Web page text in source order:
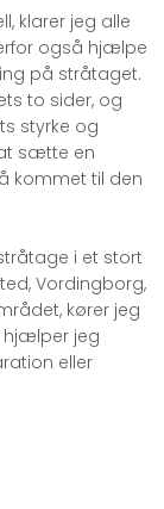
klarer jeg alle
også hjælpe
på stråtaget.
to sider, og
styrke og
sætte en
kommet til den
i et stort
Vordingborg,
kører jeg
hjælper jeg
eller